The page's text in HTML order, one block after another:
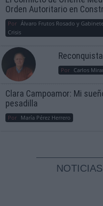
Orden Autoritario en
Por Álvaro Frutos Rosado y
Crisis
Por Carlos
Clara Campoamor: Mi
pesadilla
Por María Pérez Herrero